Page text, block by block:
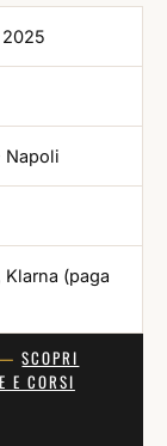
2025
Napoli
Klarna (paga
—SCOPRI
E CORSI